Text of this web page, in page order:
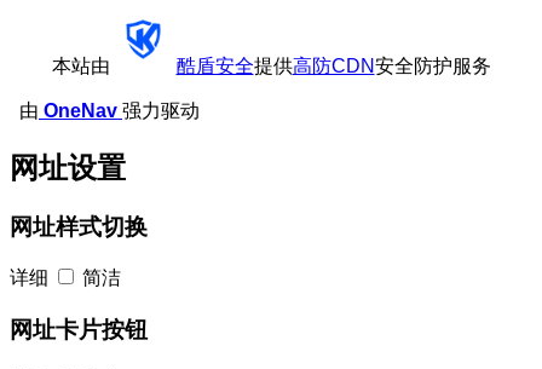
本站由 酷盾安全提供高防CDN安全防护服务
由 OneNav 强力驱动
网址设置
网址样式切换
详细 简洁
网址卡片按钮